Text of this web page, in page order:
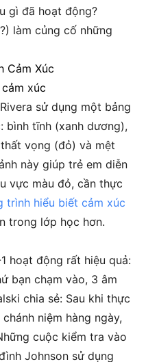
gì đã hoạt động?
làm củng cố những
Cảm Xúc
xúc
sử dụng một bảng
bình tĩnh (xanh dương),
vọng (đỏ) và mệt
này giúp trẻ em diễn
vực màu đỏ, cần thực
trình hiểu biết cảm xúc
trong lớp học hơn.
hoạt động rất hiệu quả:
bạn chạm vào, 3 âm
chia sẻ: Sau khi thực
niệm hàng ngày,
cuộc kiểm tra vào
Johnson sử dụng